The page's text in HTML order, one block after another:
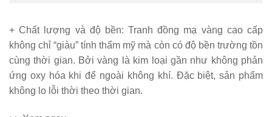
+ Chất lượng và độ bền: Tranh đồng mạ vàng cao cấp
không chỉ “giàu” tính thẩm mỹ mà còn có độ bền trường tồn
cùng thời gian. Bởi vàng là kim loại gần như không phản
ứng oxy hóa khi để ngoài không khí. Đặc biệt, sản phẩm
không lo lỗi thời theo thời gian.